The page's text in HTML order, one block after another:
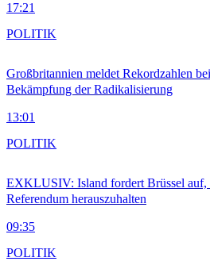
17:21
Großbritannien meldet Rekordzahlen
Bekämpfung der Radikalisierung
13:01
POLITIK
EXKLUSIV: Island fordert Brüssel auf,
Referendum herauszuhalten
09:35
POLITIK
POLITIK